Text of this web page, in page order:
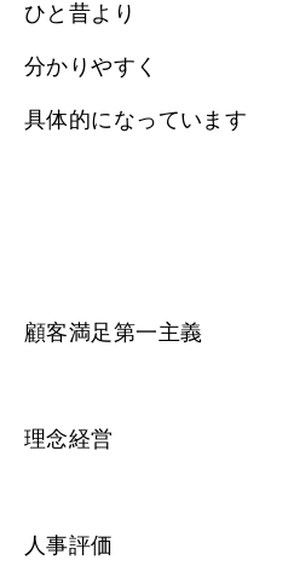
ひと昔より
分かりやすく
具体的になっています
顧客満足第一主義
理念経営
人事評価